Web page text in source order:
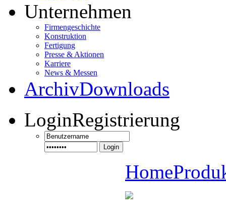
Unternehmen
Firmengeschichte
Konstruktion
Fertigung
Presse & Aktionen
Karriere
News & Messen
ArchivDownloads
LoginRegistrierung
Login
Home